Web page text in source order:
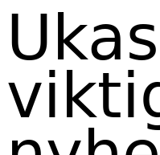
Ukas